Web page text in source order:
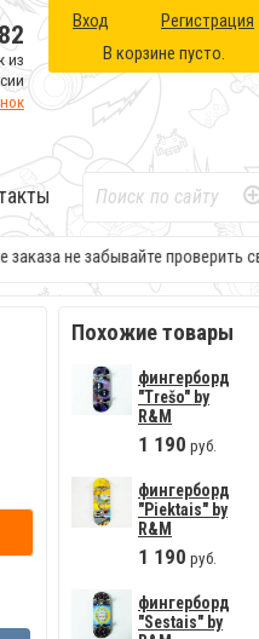
Вход
Регистрация
В корзине пусто.
из
не забывайте проверить
Похожие товары
фингерборд
"Trešo" by
R&M
1 190 руб.
фингерборд
"Piektais" by
R&M
1 190 руб.
фингерборд
"Sestais" by